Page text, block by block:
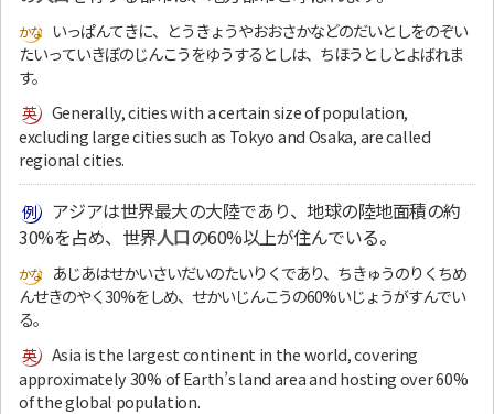
いっぱんてきに、とうきょうやおおさかなどのだいとしをのぞい
たいっていきぼのじんこうをゆうするとしは、ちほうとしとよばれま
す。
Generally, cities with a certain size of population,
excluding large cities such as Tokyo and Osaka, are called
regional cities.
アジアは世界最大の大陸であり、地球の陸地面積の約
30%を占め、世界人口の60%以上が住んでいる。
あじあはせかいさいだいのたいりくであり、ちきゅうのりくちめ
んせきのやく30%をしめ、せかいじんこうの60%いじょうがすんでい
る。
Asia is the largest continent in the world, covering
approximately 30% of Earth’s land area and hosting over 60%
of the global population.